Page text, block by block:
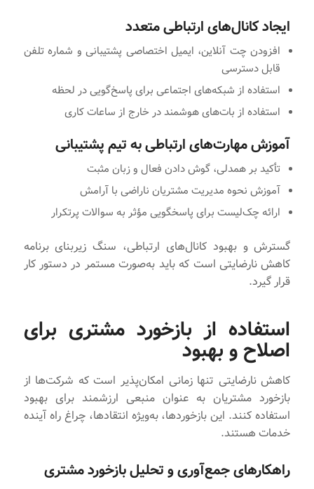
ایجاد کانال‌های ارتباطی متعدد
افزودن چت آنلاین، ایمیل اختصاصی پشتیبانی و شماره تلفن
قابل دسترسی
استفاده از شبکه‌های اجتماعی برای پاسخ‌گویی در لحظه
استفاده از بات‌های هوشمند در خارج از ساعات کاری
آموزش مهارت‌های ارتباطی به تیم پشتیبانی
تأکید بر همدلی، گوش دادن فعال و زبان مثبت
آموزش نحوه مدیریت مشتریان ناراضی با آرامش
ارائه چک‌لیست برای پاسخگویی مؤثر به سوالات پرتکرار
گسترش و بهبود کانال‌های ارتباطی، سنگ زیربنای برنامه
کاهش نارضایتی است که باید به‌صورت مستمر در دستور کار
قرار گیرد.
استفاده از بازخورد مشتری برای
اصلاح و بهبود
کاهش نارضایتی تنها زمانی امکان‌پذیر است که شرکت‌ها از
بازخورد مشتریان به عنوان منبعی ارزشمند برای بهبود
استفاده کنند. این بازخوردها، به‌ویژه انتقادها، چراغ راه آینده
خدمات هستند.
راهکارهای جمع‌آوری و تحلیل بازخورد مشتری